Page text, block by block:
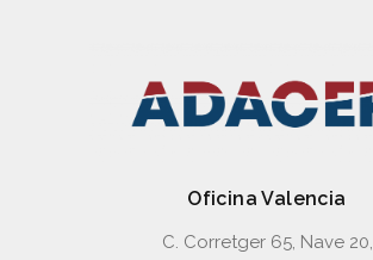
Oficina Valencia
C. Corretger 65, Nave 20,